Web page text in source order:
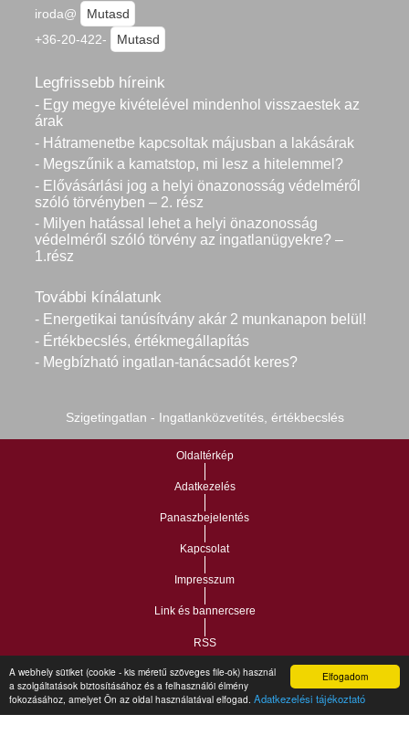
Elfogadom
A webhely sütiket (cookie - kis méretű szöveges file-ok) használ
a szolgáltatások biztosításához és a felhasználói élmény
fokozásához, amelyet Ön az oldal használatával elfogad. Adatkezelési tájékoztató
iroda@
Mutasd
+36-20-422-
Mutasd
Legfrissebb híreink
- Egy megye kivételével mindenhol visszaestek az
árak
- Hátramenetbe kapcsoltak májusban a lakásárak
- Megszűnik a kamatstop, mi lesz a hitelemmel?
- Elővásárlási jog a helyi önazonosság védelméről
szóló törvényben – 2. rész
- Milyen hatással lehet a helyi önazonosság
védelméről szóló törvény az ingatlanügyekre? –
1.rész
További kínálatunk
- Energetikai tanúsítvány akár 2 munkanapon belül!
- Értékbecslés, értékmegállapítás
- Megbízható ingatlan-tanácsadót keres?
Szigetingatlan - Ingatlanközvetítés, értékbecslés
Oldaltérkép
Adatkezelés
Panaszbejelentés
Kapcsolat
Impresszum
Link és bannercsere
RSS
Copyright © 2021.Vár-Köz Kft. - Ingatlan nyilvántartó, ügyviteli és
adminisztrációs szoftver